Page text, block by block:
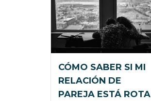
CÓMO SABER SI MI
RELACIÓN DE
PAREJA ESTÁ ROTA